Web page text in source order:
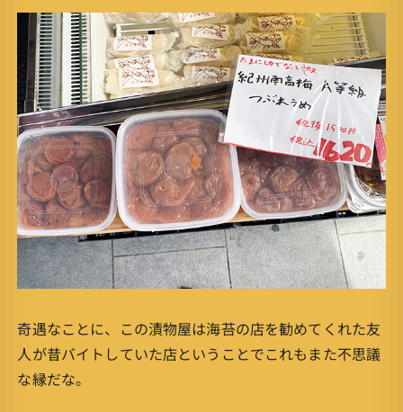
奇遇なことに、この漬物屋は海苔の店を勧めてくれた友
人が昔バイトしていた店ということでこれもまた不思議
な縁だな。